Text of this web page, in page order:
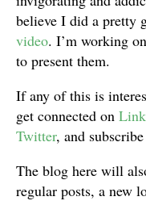
believe I did a pretty
video. I’m working
to present them.
If any of this is
get connected on
Twitter, and
The blog here will
regular posts, a new